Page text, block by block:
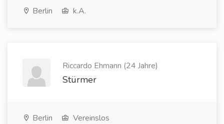
Berlin k.A.
Riccardo Ehmann (24 Jahre)
Stürmer
Berlin Vereinslos